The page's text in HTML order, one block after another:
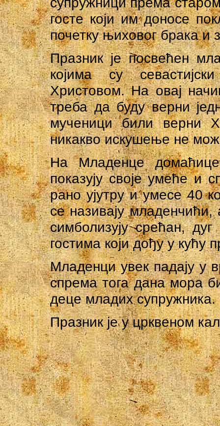
госте који им доносе
почетку њиховог брака и
Празник је посвећен
којима су
Христовом. На овај
треба да буду верни
мученици били верни
никакво искушење не
На Младенце домаћице
показују своје умеће и
рано ујутру и умесе 40
се називају
симболизују срећан,
гостима који дођу у кућу
Младенци увек падају у
спрема тога дана мора
деце младих супружника.
Празник је у црквеном